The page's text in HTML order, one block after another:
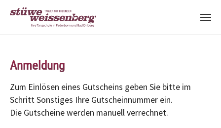
Anmeldung
Zum Einlösen eines Gutscheins geben Sie bitte im
Schritt Sonstiges Ihre Gutscheinnummer ein.
Die Gutscheine werden manuell verrechnet.